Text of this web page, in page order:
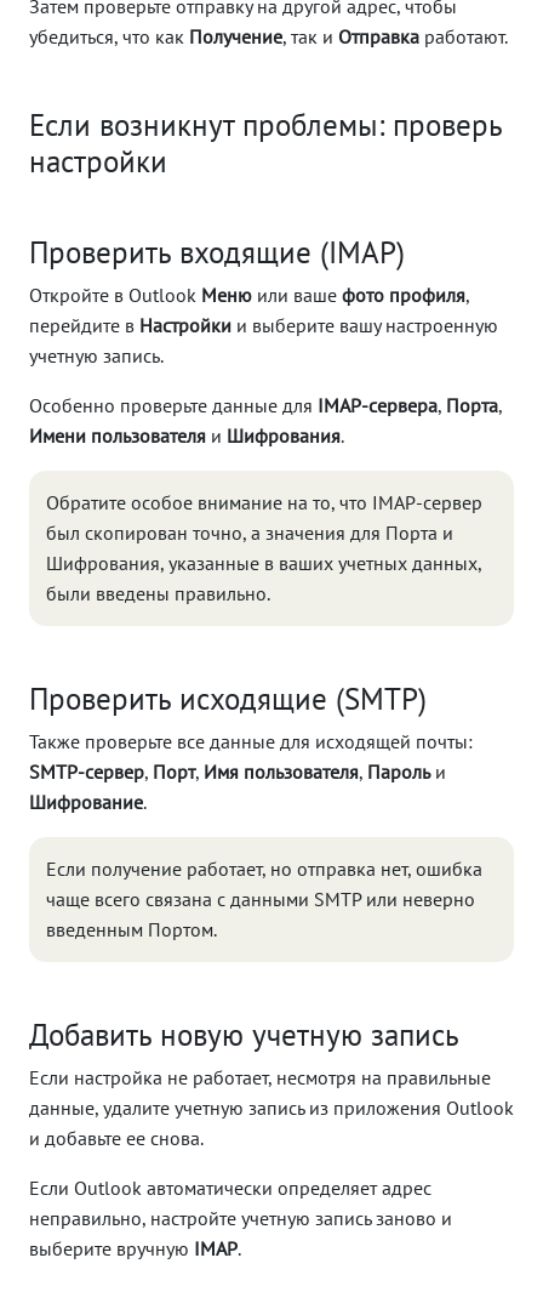
Затем проверьте отправку на другой адрес, чтобы
убедиться, что как Получение, так и Отправка работают.
Если возникнут проблемы: проверь
настройки
Проверить входящие (IMAP)
Откройте в Outlook Меню или ваше фото профиля,
перейдите в Настройки и выберите вашу настроенную
учетную запись.
Особенно проверьте данные для IMAP-сервера, Порта,
Имени пользователя и Шифрования.
Обратите особое внимание на то, что IMAP-сервер
был скопирован точно, а значения для Порта и
Шифрования, указанные в ваших учетных данных,
были введены правильно.
Проверить исходящие (SMTP)
Также проверьте все данные для исходящей почты:
SMTP-сервер, Порт, Имя пользователя, Парольи
Шифрование.
Если получение работает, но отправка нет, ошибка
чаще всего связана с данными SMTP или неверно
введенным Портом.
Добавить новую учетную запись
Если настройка не работает, несмотря на правильные
данные, удалите учетную запись из приложения Outlook
и добавьте ее снова.
Если Outlook автоматически определяет адрес
неправильно, настройте учетную запись заново и
выберите вручную IMAP.